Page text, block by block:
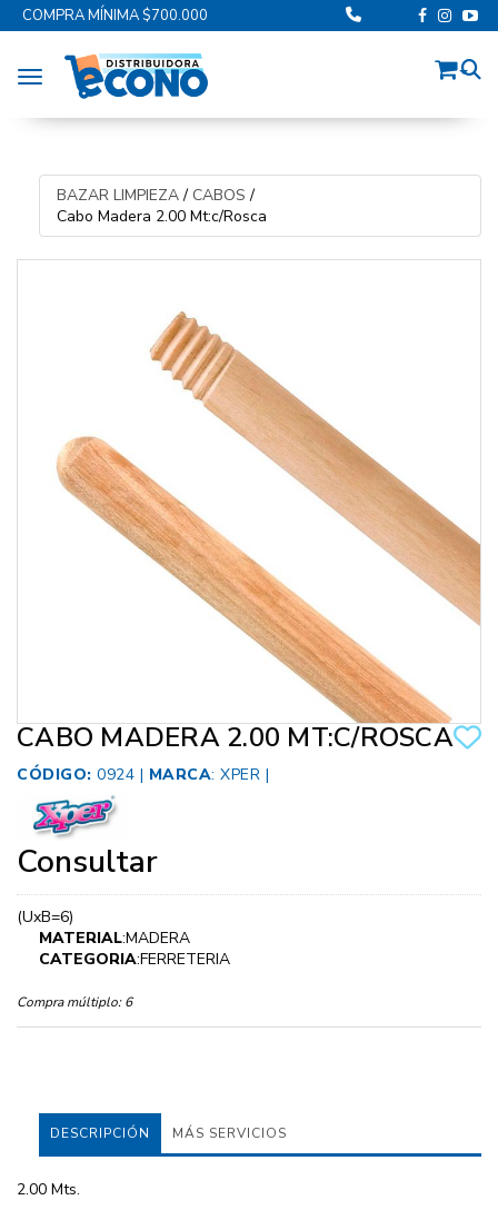
COMPRA MÍNIMA $700.000
Toggle navigation
BAZAR LIMPIEZA/ CABOS /
Cabo Madera 2.00 Mt:c/Rosca
CABO MADERA 2.00 MT:C/ROSCA
CÓDIGO: 0924 | MARCA: XPER |
Consultar
(UxB=6)
MATERIAL:MADERA
CATEGORIA:FERRETERIA
Compra múltiplo:6
DESCRIPCIÓN MÁS SERVICIOS
2.00 Mts.